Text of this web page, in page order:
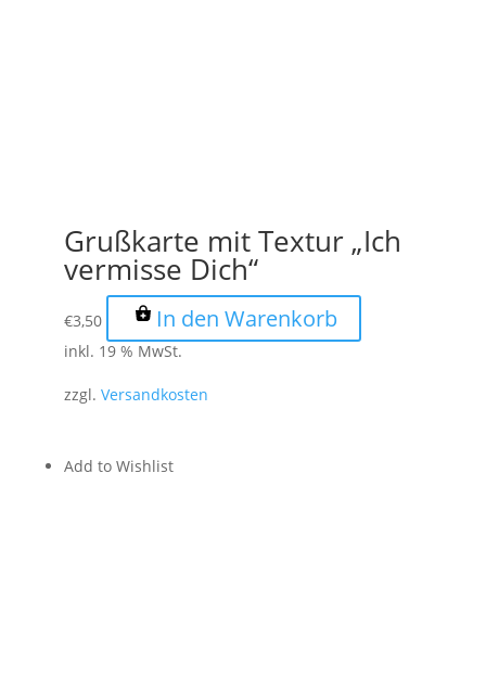
Grußkarte mit Textur „Ich
vermisse Dich“
€3,50 In den Warenkorb
inkl. 19 % MwSt.
zzgl. Versandkosten
Add to Wishlist